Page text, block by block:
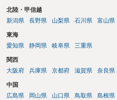
北陸・甲信越
新潟県
長野県 山梨県 石川県 富山県
東海
愛知県
静岡県 岐阜県 三重県
関西
大阪府
兵庫県 京都府 滋賀県 奈良県
中国
広島県
岡山県 山口県 鳥取県 島根県